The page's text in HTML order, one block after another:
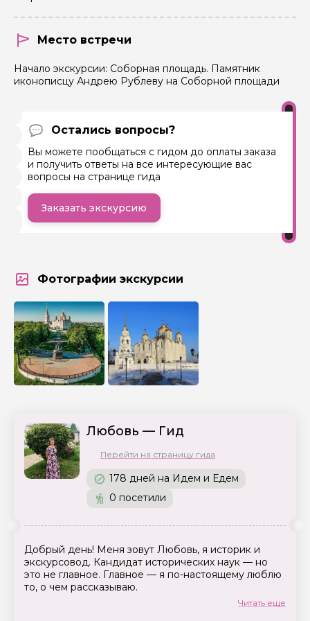
Место встречи
Начало экскурсии: Соборная площадь. Памятник
иконописцу Андрею Рублеву на Соборной площади
Остались вопросы?
Вы можете пообщаться с гидом до оплаты заказа
и получить ответы на все интересующие вас
вопросы на странице гида
Заказать экскурсию
Фотографии экскурсии
Любовь — Гид
Перейти на страницу гида
178 дней на Идем и Едем
0 посетили
Добрый день! Меня зовут Любовь, я историк и
экскурсовод. Кандидат исторических наук — но
это не главное. Главное — я по-настоящему люблю
то, о чем рассказываю.
Читать еще